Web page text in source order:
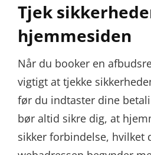
Tjek
hjemmesiden
Når du booker en
vigtigt at tjekke
før du indtaster dine
bør altid sikre dig, at
sikker forbindelse, hvilket